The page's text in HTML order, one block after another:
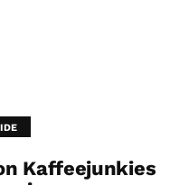
Kaffeejunkies